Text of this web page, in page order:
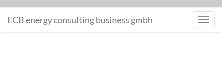
MONITORING
ECB energy consulting business gmbh